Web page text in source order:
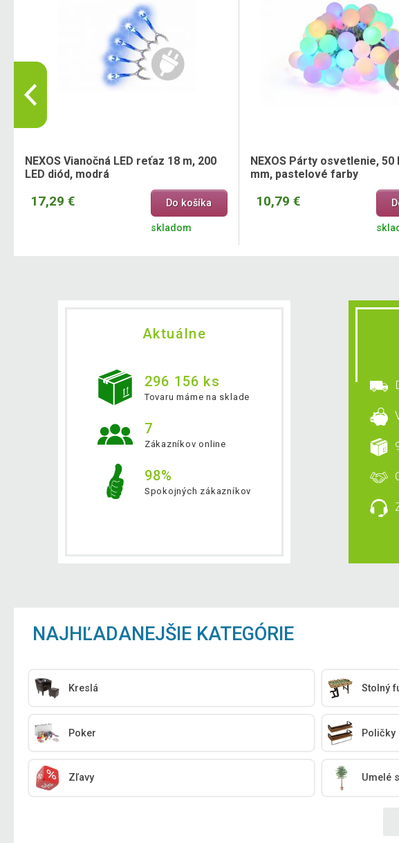
NEXOS Vianočná LED reťaz 18 m, 200
LED diód, modrá
17,29 € Do košíka
skladom
NEXOS Párty osvetlenie, 50
mm, pastelové farby
10,79 €
Aktuálne
296 156 ks
Tovaru máme na sklade
7
Zákazníkov online
98%
Spokojných zákazníkov
NAJHĽADANEJŠIE KATEGÓRIE
Kreslá Stolný
Poker Poličky
Zľavy Umelé